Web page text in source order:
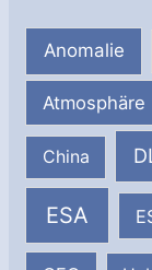
Anomalie
Atmosphäre
China
ESA